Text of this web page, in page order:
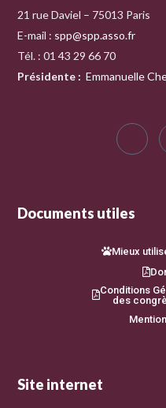
21 rue Daviel – 75013 Paris
E-mail : spp@spp.asso.fr
Tél. : 01 43 29 66 70
Présidente : Emmanuelle
Documents utiles
Mieux
Conditions
des
Site internet